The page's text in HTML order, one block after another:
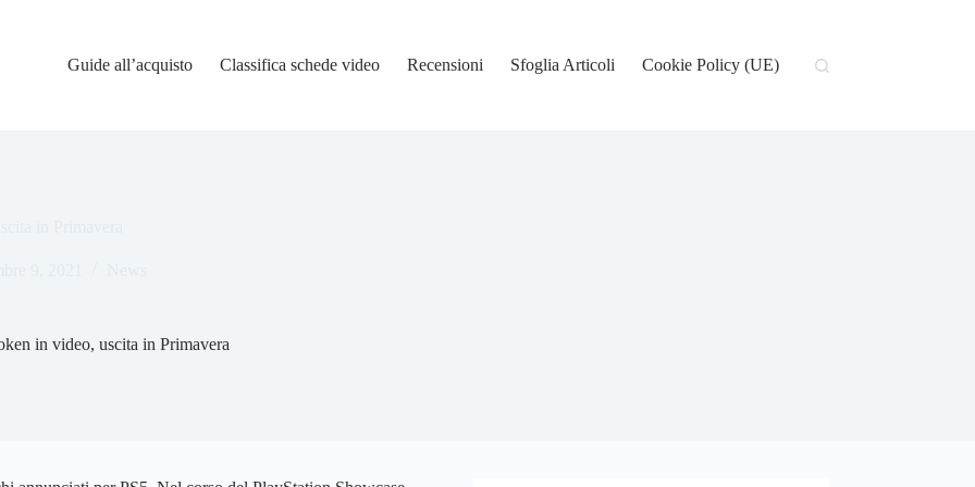
Guide all’acquisto
Classifica schede video Recensioni Sfoglia Articoli Cookie Policy (UE)
in video, uscita in Primavera